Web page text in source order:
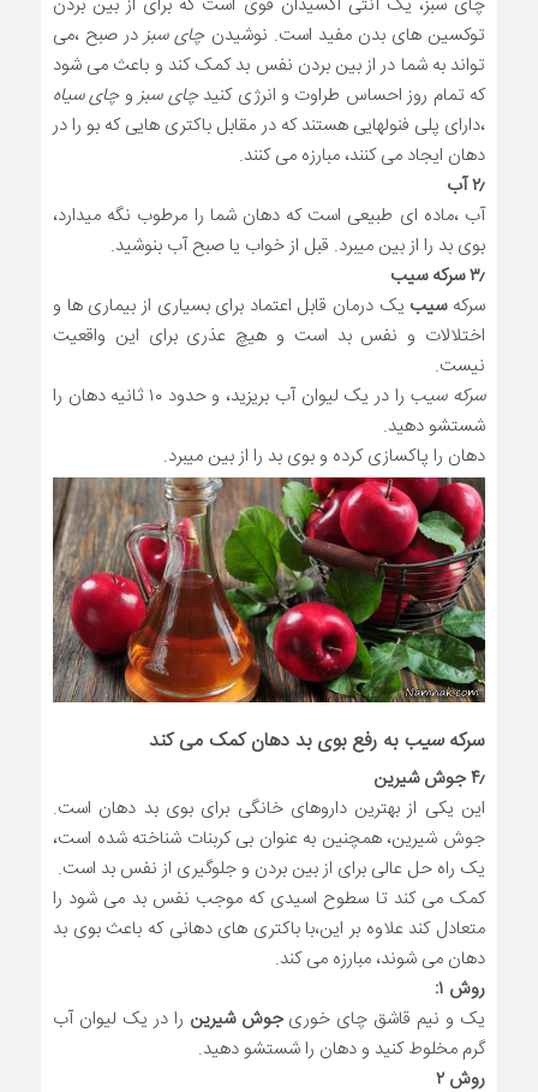
توکسین های بدن مفید است. نوشیدنچای سبزدر صبح ،می
تواند به شما در از بین بردن نفس بد کمک کند و باعث می شود
که تمام روز احساس طراوت و انرژی کنیدچای سبزوچای سیاه
،دارای پلی فنولهایی هستند که در مقابل باکتری هایی که بو را در
دهان ایجاد می کنند، مبارزه می کنند.
۲٫ آب
آب ،ماده ای طبیعی است که دهان شما را مرطوب نگه میدارد،
بوی بد را از بین میبرد. قبل از خواب یا صبح آب بنوشید.
۳٫ سرکه سیب
سرکهسیب یک درمان قابل اعتماد برای بسیاری از بیماری ها و
اختلالات و نفس بد است و هیچ عذری برای این واقعیت
نیست.
سرکه سیب
را در یک لیوان آب بریزید، و حدود ۱۰ ثانیه دهان را
شستشو دهید.
دهان را پاکسازی کرده و بوی بد را از بین میبرد.
سرکهسیببه رفع بوی بد دهان کمک می کند
۴٫ جوش شیرین
این یکی از بهترین داروهای خانگی برای بوی بد دهان است.
جوش شیرین، همچنین به عنوان بی کربنات شناخته شده است،
یک راه حل عالی برای از بین بردن و جلوگیری از نفس بد است.
کمک می کند تا سطوح اسیدی که موجب نفس بد می شود را
متعادل کند علاوه بر این،با باکتری های دهانی که باعث بوی بد
دهان می شوند، مبارزه می کند.
روش ۱:
یک و نیم قاشق چای خوریجوش شیرین را در یک لیوان آب
گرم مخلوط کنید و دهان را شستشو دهید.
روش ۲